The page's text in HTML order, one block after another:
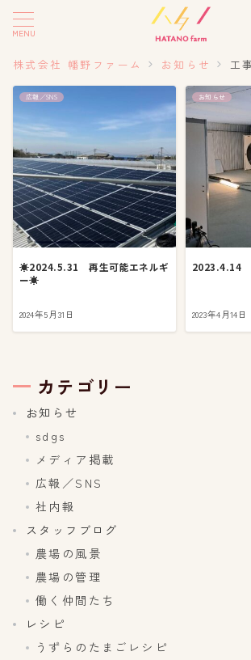
MENU
株式会社 幡野ファーム お知らせ 工事
広報／SNS
☀️2024.5.31 再生可能エネルギ
ー☀️
2024年5月31日
お知らせ
2023.4.14
2023年4月14日
カテゴリー
お知らせ
sdgs
メディア掲載
広報／SNS
社内報
スタッフブログ
農場の風景
農場の管理
働く仲間たち
レシピ
うずらのたまごレシピ